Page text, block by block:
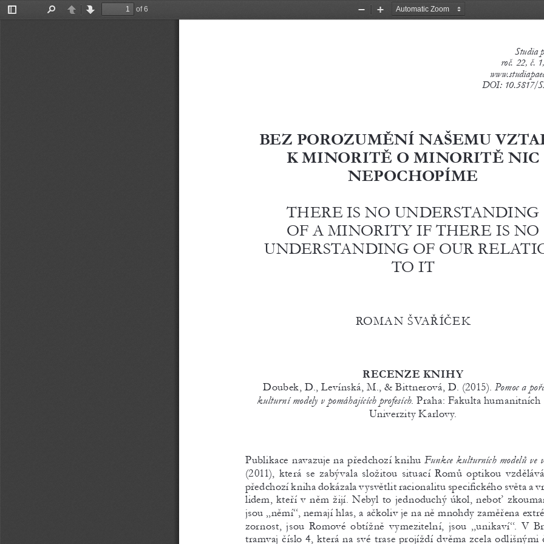
Toggle
PreviousNext
of 6
Zoom
Zoom
BEZ POROZUMĚNÍ NAŠEMU
K MINORITĚ O MINORITĚ NIC
NEPOCHOPÍME
THERE IS NO UNDERSTANDING
OF A MINORITY IF THERE IS NO
UNDERSTANDING OF OUR
TO IT
ROMAN ŠVAŘÍČEK
RECENZE KNIHY
Doubek, D., Levínská, M., & Bittnerová, D. (2015). Pomoc a
kulturní modely v pomáhajících profesích. Praha: Fakulta
Univerzity Karlovy.
Publikace navazuje na předchozí knihu Funkce kulturních modelů ve
(2011), která se zabývala složitou situací Romů optikou
předchozí kniha dokázala vysvětlit racionalitu specifického světa a
lidem, kteří v něm žijí. Nebyl to jednoduchý úkol, neboť
jsou „němí“, nemají hlas, a ačkoliv je na ně mnohdy zaměřena
zornost, jsou Romové obtížně vymezitelní, jsou „unikaví“. V
tramvaj číslo 4, která na své trase projíždí dvěma zcela
Studia
roč. 22, č.
DOI: 10.5817/